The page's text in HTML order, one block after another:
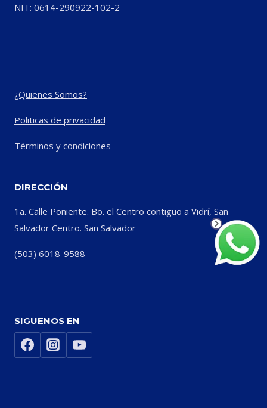
NIT: 0614-290922-102-2
¿Quienes Somos?
Politicas de privacidad
Términos y condiciones
DIRECCIÓN
1a. Calle Poniente. Bo. el Centro contiguo a Vidrí, San
Salvador Centro. San Salvador
(503) 6018-9588
SIGUENOS EN